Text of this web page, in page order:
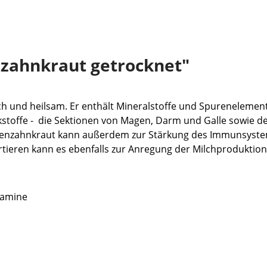
getrocknet"
und heilsam. Er enthält Mineralstoffe und
- die Sektionen von Magen, Darm und Galle sowie
kann außerdem zur Stärkung des
kann es ebenfalls zur Anregung der